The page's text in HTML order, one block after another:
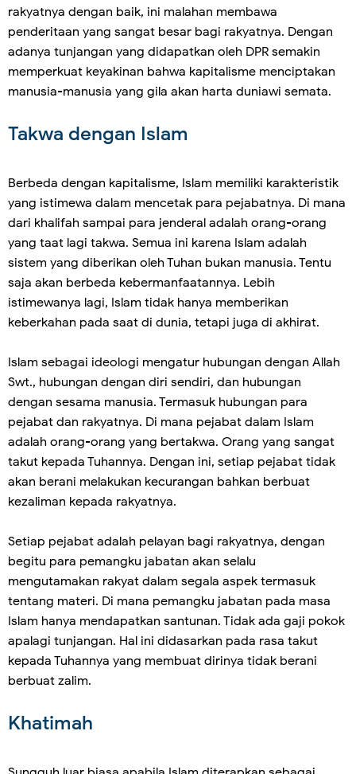
rakyatnya dengan baik, ini malahan membawa
penderitaan yang sangat besar bagi rakyatnya. Dengan
adanya tunjangan yang didapatkan oleh DPR semakin
memperkuat keyakinan bahwa kapitalisme menciptakan
manusia-manusia yang gila akan harta duniawi semata.
Takwa dengan Islam
Berbeda dengan kapitalisme, Islam memiliki karakteristik
yang istimewa dalam mencetak para pejabatnya. Di mana
dari khalifah sampai para jenderal adalah orang-orang
yang taat lagi takwa. Semua ini karena Islam adalah
sistem yang diberikan oleh Tuhan bukan manusia. Tentu
saja akan berbeda kebermanfaatannya. Lebih
istimewanya lagi, Islam tidak hanya memberikan
keberkahan pada saat di dunia, tetapi juga di akhirat.
Islam sebagai ideologi mengatur hubungan dengan Allah
Swt., hubungan dengan diri sendiri, dan hubungan
dengan sesama manusia. Termasuk hubungan para
pejabat dan rakyatnya. Di mana pejabat dalam Islam
adalah orang-orang yang bertakwa. Orang yang sangat
takut kepada Tuhannya. Dengan ini, setiap pejabat tidak
akan berani melakukan kecurangan bahkan berbuat
kezaliman kepada rakyatnya.
Setiap pejabat adalah pelayan bagi rakyatnya, dengan
begitu para pemangku jabatan akan selalu
mengutamakan rakyat dalam segala aspek termasuk
tentang materi. Di mana pemangku jabatan pada masa
Islam hanya mendapatkan santunan. Tidak ada gaji pokok
apalagi tunjangan. Hal ini didasarkan pada rasa takut
kepada Tuhannya yang membuat dirinya tidak berani
berbuat zalim.
Khatimah